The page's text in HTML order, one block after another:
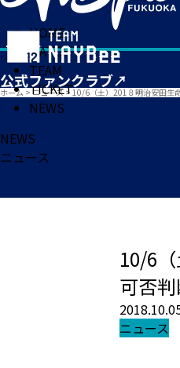
HOME
MATCH
TEAM
TICKET
NEWS
ホーム > ニュース> 10/6（土）201８明治安田生
NEWS
ニュース
10/6
可否
ニュース